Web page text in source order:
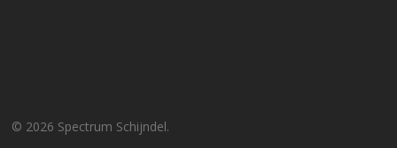
© 2026 Spectrum Schijndel.